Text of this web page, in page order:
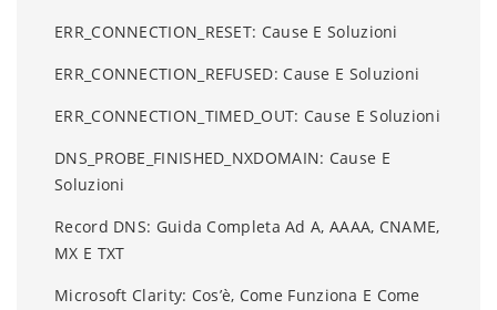
ERR_CONNECTION_RESET: Cause E Soluzioni
ERR_CONNECTION_REFUSED: Cause E Soluzioni
ERR_CONNECTION_TIMED_OUT: Cause E Soluzioni
DNS_PROBE_FINISHED_NXDOMAIN: Cause E
Soluzioni
Record DNS: Guida Completa Ad A, AAAA, CNAME,
MX E TXT
Microsoft Clarity: Cos’è, Come Funziona E Come